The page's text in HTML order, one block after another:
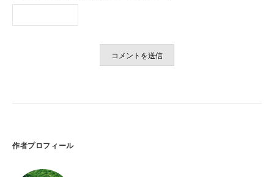
作者プロフィール